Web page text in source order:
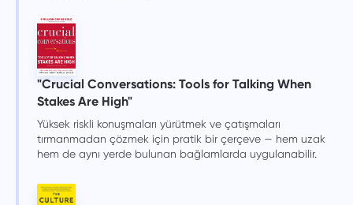
"Crucial Conversations: Tools for Talking When
Stakes Are High"
Yüksek riskli konuşmaları yürütmek ve çatışmaları
tırmanmadan çözmek için pratik bir çerçeve — hem uzak
hem de aynı yerde bulunan bağlamlarda uygulanabilir.